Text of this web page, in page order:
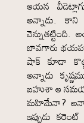
ఆయన
అన్నాడు. కాని
వెన్నుతట్టింది.
బావగారు
షాక్ కూడా
అన్నాడు
బహుశా ఆ
మహిమేనా?
ఇప్పుడు